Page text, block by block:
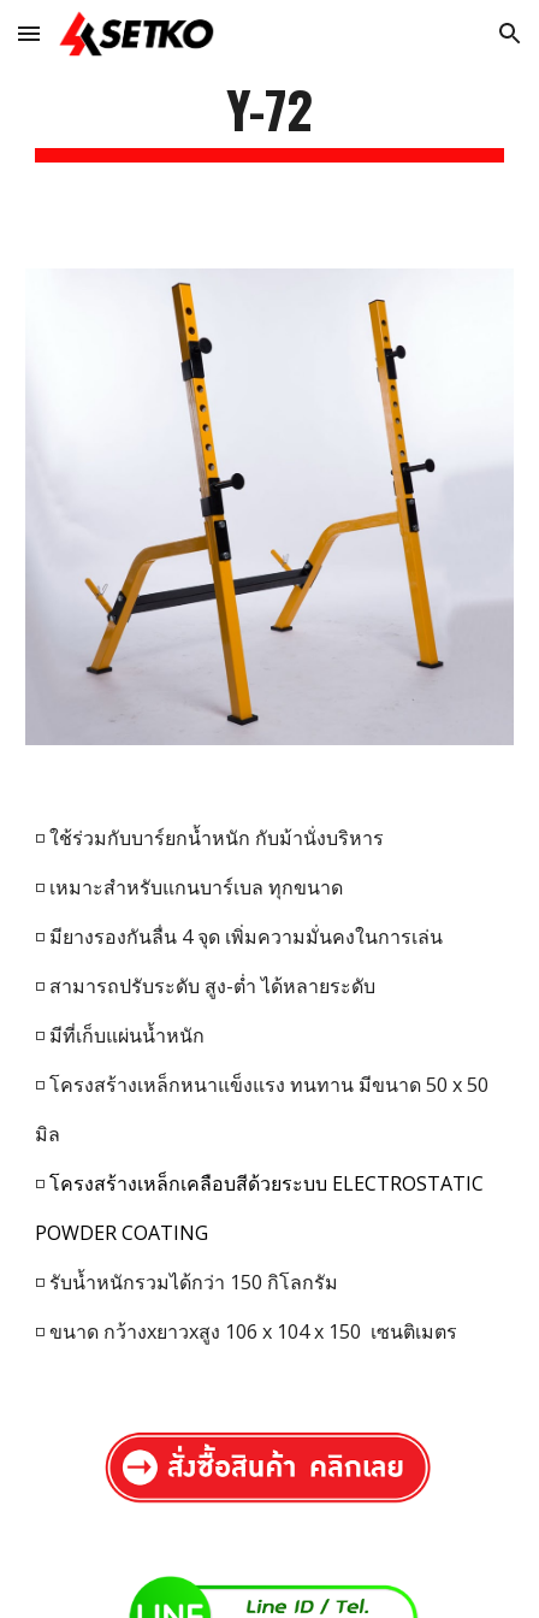
Skip to main content Skip to navigation
Y-72
◽ ใช้ร่วมกับบาร์ยกน้ำหนัก กับม้านั่งบริหาร
◽ เหมาะสำหรับแกนบาร์เบล ทุกขนาด
◽ มียางรองกันลื่น 4 จุด เพิ่มความมั่นคงในการเล่น
◽ สามารถปรับระดับ สูง-ต่ำ ได้หลายระดับ
◽ มีที่เก็บแผ่นน้ำหนัก
◽ โครงสร้างเหล็กหนาแข็งแรง ทนทาน มีขนาด 50 x 50
มิล
◽โครงสร้างเหล็กเคลือบสีด้วยระบบ ELECTROSTATIC
POWDER COATING
◽ รับน้ำหนักรวมได้กว่า 150 กิโลกรัม
◽ ขนาด กว้างxยาวxสูง 106 x 104x 150 เซนติเมตร